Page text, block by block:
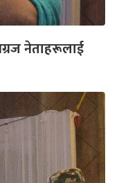
नेताहरूलाई